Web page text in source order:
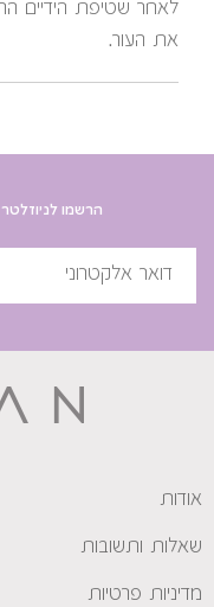
לאחר שטיפת הידיים
את העור.
הרשמו
אודות
שאלות ותשובות
מדיניות פרטיות